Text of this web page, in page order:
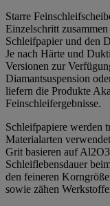
Starre
Einzelschritt
Schleifpapier und den
Je nach Härte und
Versionen zur
Diamantsuspension
liefern die Produkte
Feinschleifergebnisse.
Schleifpapiere werden
Materialarten
Grit basieren auf Al2O3
Schleiflebensdauer
den feineren
sowie zähen